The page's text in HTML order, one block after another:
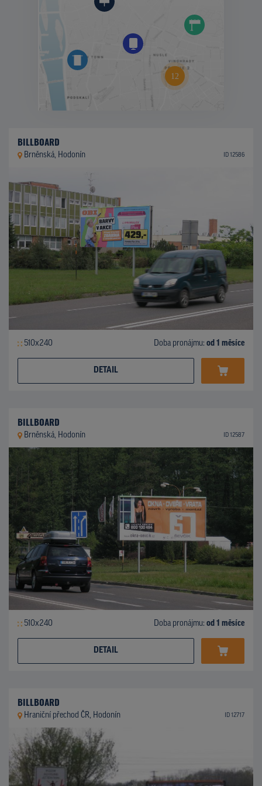
BILLBOARD
Brněnská, Hodonín ID 12586
510x240 Doba pronájmu: od 1 měsíce
DETAIL
BILLBOARD
Brněnská, Hodonín ID 12587
510x240 Doba pronájmu: od 1 měsíce
DETAIL
BILLBOARD
Hraniční přechod ČR, Hodonín ID 12717